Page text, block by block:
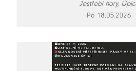
Jestřebí hory,
Po 18.05.2026